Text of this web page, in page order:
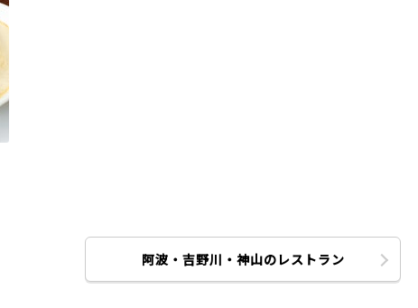
阿波・吉野川・神山のレストラン